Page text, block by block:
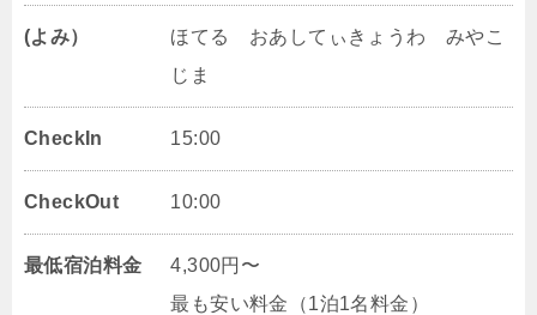
(よみ）
ほてる おあしてぃきょうわ みやこ
じま
CheckIn 15:00
CheckOut 10:00
最低宿泊料金
4,300円〜
最も安い料金（1泊1名料金）